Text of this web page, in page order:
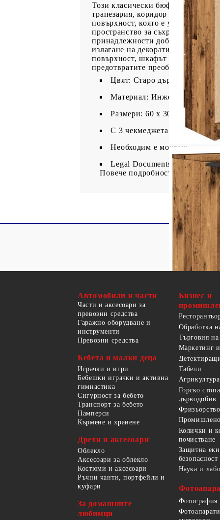
Този класически бюфет,
трапезария, коридор и др.
повърхност, която е устойчива
пространство за съхранение:
принадлежности добре
излагане на декоративни
повърхност, шкафът за
предотвратите преобръщане, този
Цвят: Старо дърво
Материал: Инженерно дърво
Размери: 60 x 30 x 70 см (Ш
С 3 чекмеджета и 2
Необходим е монтаж
Legal Documents:
Повече подробности за
Автомобили и части
Части и аксесоари за
превозни средства
Гаражно оборудване и
инструменти
Превозни средства
Бебета и малки деца
Играчки и игри
Бебешки играчки и активна
гимнастика
Сигурност за бебето
Транспорт за бебето
Памперси
Кърмене и хранене
Дрехи и аксесоари
Облекло
Аксесоари за облекло
Костюми и аксесоари
Ръчни чанти, портфейли и
куфари
За домашните
любимци
Бизнес и
Обработка
Търговия
Маркетинг
Табели
Агрикултура
Горско
дърводобив
Колички и
почистване
Защитна
Наука и
Фотография